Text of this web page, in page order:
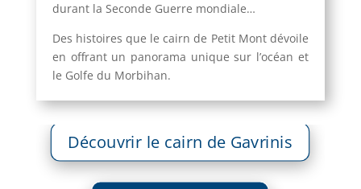
durant la Seconde Guerre mondiale…
Des histoires que le cairn de Petit Mont dévoile
en offrant un panorama unique sur l’océan et
le Golfe du Morbihan.
Découvrir le cairn de Gavrinis